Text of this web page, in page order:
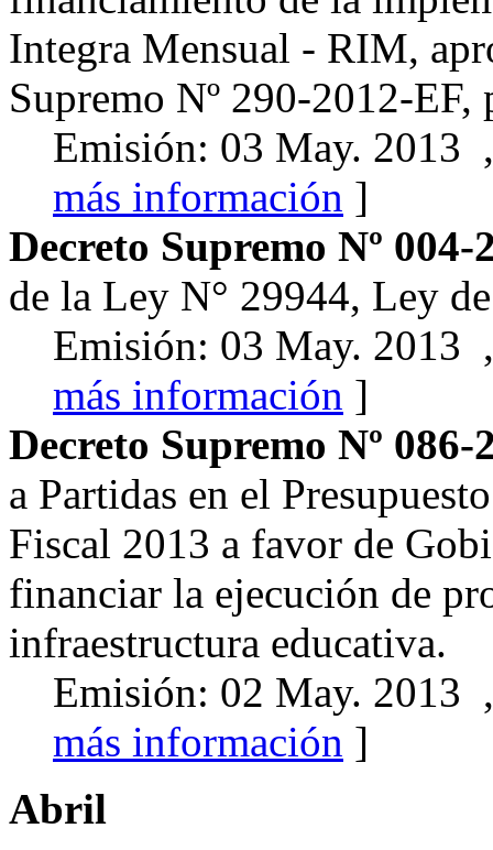
Integra Mensual - RIM,
Supremo Nº 290-2012-EF,
Emisión: 03 May. 2013
más información ]
Decreto Supremo Nº 004-
de la Ley N° 29944, Ley
Emisión: 03 May. 2013
más información ]
Decreto Supremo Nº 086-
a Partidas en el
Fiscal 2013 a favor de
financiar la ejecución de
infraestructura educativa.
Emisión: 02 May. 2013
más información ]
Abril